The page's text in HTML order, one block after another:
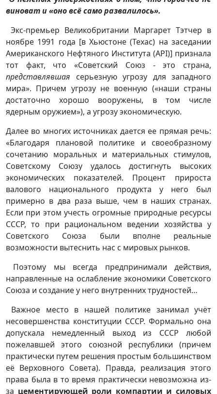
виноват и «оно всё само развалилось».
Экс-премьер Великобритании Маргарет Тэтчер в
ноябре 1991 года [в Хьюстоне (Техас) на заседании
Американского Нефтяного Института (API)] признала
тот факт, что «Советский Союз - это страна,
представлявшая серьезную угрозу для западного
мира». Причем угрозу не военную («наши страны
достаточно хорошо вооружены, в том числе
ядерным оружием»), а угрозу экономическую.
Далее во многих источниках дается ее прямая речь:
«Благодаря плановой политике и своеобразному
сочетанию моральных и материальных стимулов,
Советскому Союзу удалось достигнуть высоких
экономических показателей. Процент прироста
валового национального продукта у него был
примерно в два раза выше, чем в наших странах.
Если при этом учесть огромные природные ресурсы
СССР, то при рациональном ведении хозяйства у
Советского Союза были вполне реальные
возможности вытеснить нас с мировых рынков.
Поэтому мы всегда предпринимали действия,
направленные на ослабление экономики Советского
Союза и создание у него внутренних трудностей…
Важное место в нашей политике занимал учёт
несовершенства конституции СССР. Формально она
допускала немедленный выход из СССР любой
пожелавшей этого союзной республики (причем
практически путем решения простым большинством
её Верховного Совета). Правда, реализация этого
права была в то время практически невозможна из-
за цементирующей роли компартии и силовых